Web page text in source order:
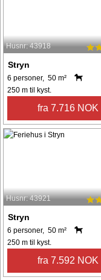
Husnr: 43918
Stryn
6 personer, 50 m²
250 m til kyst.
fra 7.716 NOK
Husnr: 43921
Stryn
6 personer, 50 m²
250 m til kyst.
fra 7.592 NOK